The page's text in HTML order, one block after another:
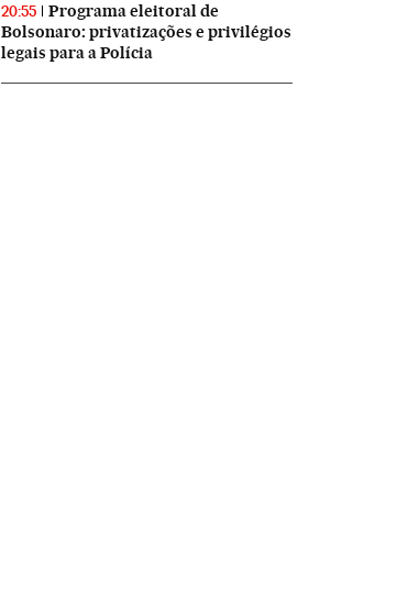
20:55
Programa eleitoral de
Bolsonaro: privatizações e privilégios
legais para a Polícia